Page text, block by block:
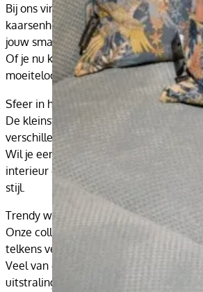
Bij ons vind je geen standaard
kaarsenhouders en unieke
jouw smaak.
Of je nu kiest voor een strak modern
moeiteloos karakter en luxe toe aan
Sfeer in huis creëren met stijlvolle
De kleinste details zorgen vaak voor
verschillende materialen, kleuren en
Wil je een rustige en lichte uitstraling?
interieur collectie met elegante
stijl.
Trendy woondecoratie voor elk interieur
Onze collectie accessoires voor in
telkens vernieuwen. Van subtiele
Veel van onze producten zijn slechts
uitstraling.